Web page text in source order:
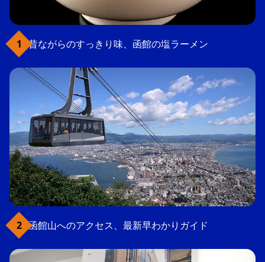
昔ながらのすっきり味、函館の塩ラーメン
函館山へのアクセス、最新早わかりガイド